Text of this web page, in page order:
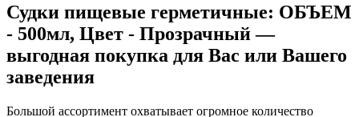
Судки пищевые герметичные: ОБЪЕМ
- 500мл, Цвет - Прозрачный —
выгодная покупка для Вас или Вашего
заведения
Большой ассортимент охватывает огромное количество